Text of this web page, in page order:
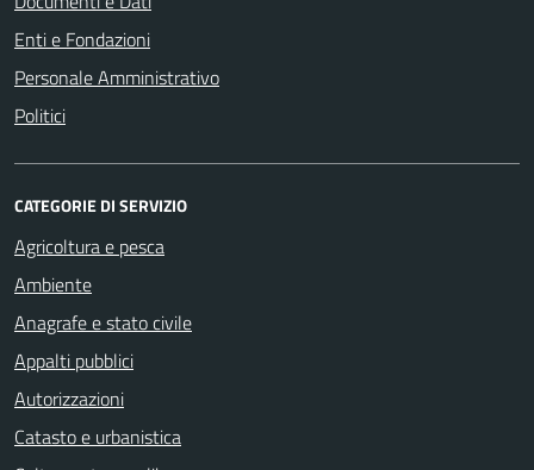
Enti e Fondazioni
Personale Amministrativo
Politici
CATEGORIE DI SERVIZIO
Agricoltura e pesca
Ambiente
Anagrafe e stato civile
Appalti pubblici
Autorizzazioni
Catasto e urbanistica